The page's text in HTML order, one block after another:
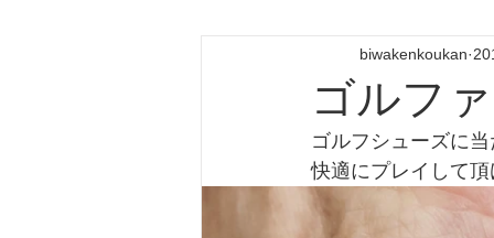
ゴルフ
biwakenkoukan
ゴルフシューズに
快適にプレイして